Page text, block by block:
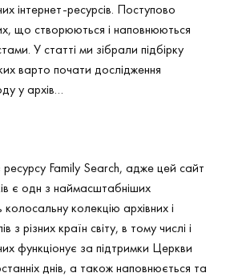
інтернет-ресурсів. Поступово
що створюються і наповнюються
У статті ми зібрали підбірку
варто почати дослідження
у архів…
Family Search, адже цей сайт
є одн з наймасштабніших
колекцію архівних і
з різних країн світу, в тому числі і
функціонує за підтримки Церкви
днів, а також наповнюється та